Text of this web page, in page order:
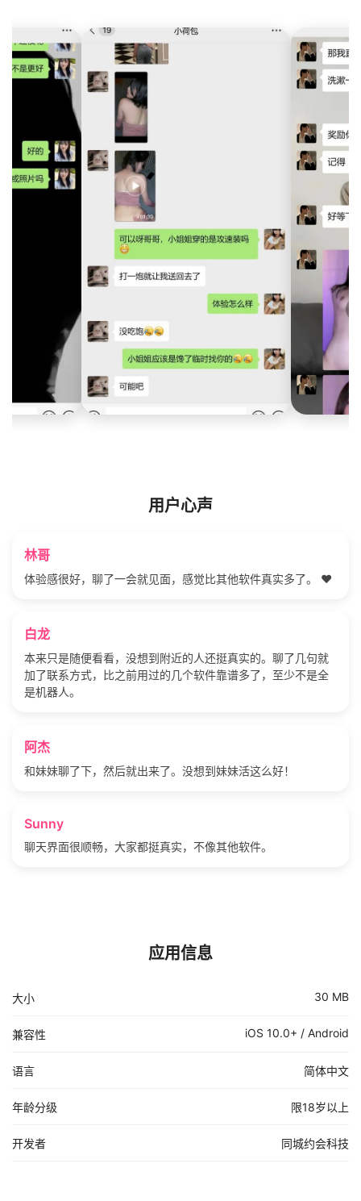
用户心声
林哥
体验感很好，聊了一会就见面，感觉比其他软件真实多了。 ❤️
白龙
本来只是随便看看，没想到附近的人还挺真实的。聊了几句就
加了联系方式，比之前用过的几个软件靠谱多了，至少不是全
是机器人。
阿杰
和妹妹聊了下，然后就出来了。没想到妹妹活这么好！
Sunny
聊天界面很顺畅，大家都挺真实，不像其他软件。
应用信息
大小 30 MB
兼容性 iOS 10.0+ / Android
语言 简体中文
年龄分级 限18岁以上
开发者 同城约会科技